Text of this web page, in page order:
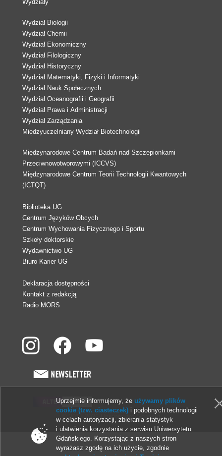
Wydziały
Wydział Biologii
Wydział Chemii
Wydział Ekonomiczny
Wydział Filologiczny
Wydział Historyczny
Wydział Matematyki, Fizyki i Informatyki
Wydział Nauk Społecznych
Wydział Oceanografii i Geografii
Wydział Prawa i Administracji
Wydział Zarządzania
Międzyuczelniany Wydział Biotechnologii
Międzynarodowe Centrum Badań nad Szczepionkami
Przeciwnowotworowymi (ICCVS)
Międzynarodowe Centrum Teorii Technologii Kwantowych
(ICTQT)
Biblioteka UG
Centrum Języków Obcych
Centrum Wychowania Fizycznego i Sportu
Szkoły doktorskie
Wydawnictwo UG
Biuro Karier UG
Deklaracja dostępności
Kontakt z redakcją
Radio MORS
© 2013-2026 Uniwersytet Gdański
Uprzejmie informujemy, że używamy plików
cookie (tzw. ciasteczek) i podobnych technologii
w celach autoryzacji, zbierania statystyk
i ułatwienia korzystania z serwisu Uniwersytetu
Gdańskiego. Korzystając z naszych stron
wyrażasz zgodę na ich użycie, zgodnie